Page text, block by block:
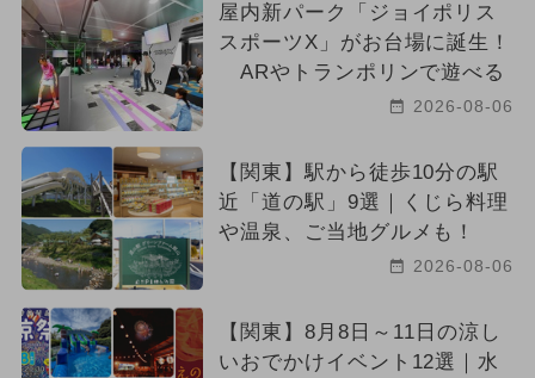
屋内新パーク「ジョイポリス
スポーツX」がお台場に誕生！
ARやトランポリンで遊べる
2026-08-06
【関東】駅から徒歩10分の駅
近「道の駅」9選｜くじら料理
や温泉、ご当地グルメも！
2026-08-06
【関東】8月8日～11日の涼し
いおでかけイベント12選｜水